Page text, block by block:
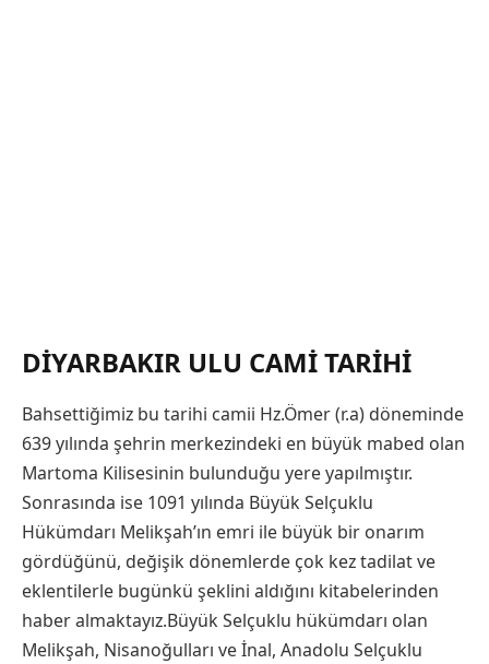
DIYARBAKIR ULU CAMI TARIHI
Bahsettiğimiz bu tarihi camii Hz.Ömer (r.a) döneminde
639 yılında şehrin merkezindeki en büyük mabed olan
Martoma Kilisesinin bulunduğu yere yapılmıştır.
Sonrasında ise 1091 yılında Büyük Selçuklu
Hükümdarı Melikşah’ın emri ile büyük bir onarım
gördüğünü, değişik dönemlerde çok kez tadilat ve
eklentilerle bugünkü şeklini aldığını kitabelerinden
haber almaktayız.Büyük Selçuklu hükümdarı olan
Melikşah, Nisanoğulları ve İnal, Anadolu Selçuklu